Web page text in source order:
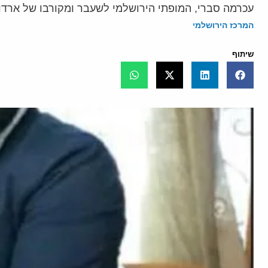
עכרמה סברי, המופתי הירושלמי לשעבר ומקורבו של
המרכז הירושלמי
שיתוף